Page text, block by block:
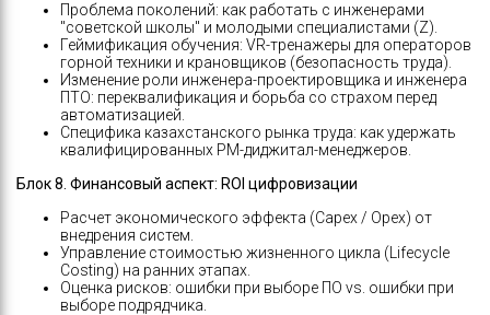
Проблема поколений: как работать с инженерами
"советской школы" и молодыми специалистами (Z).
Геймификация обучения: VR-тренажеры для операторов
горной техники и крановщиков (безопасность труда).
Изменение роли инженера-проектировщика и инженера
ПТО: переквалификация и борьба со страхом перед
автоматизацией.
Специфика казахстанского рынка труда: как удержать
квалифицированных PM-диджитал-менеджеров.
Блок 8. Финансовый аспект: ROI цифровизации
Расчет экономического эффекта (Capex / Opex) от
внедрения систем.
Управление стоимостью жизненного цикла (Lifecycle
Costing) на ранних этапах.
Оценка рисков: ошибки при выборе ПО vs. ошибки при
выборе подрядчика.